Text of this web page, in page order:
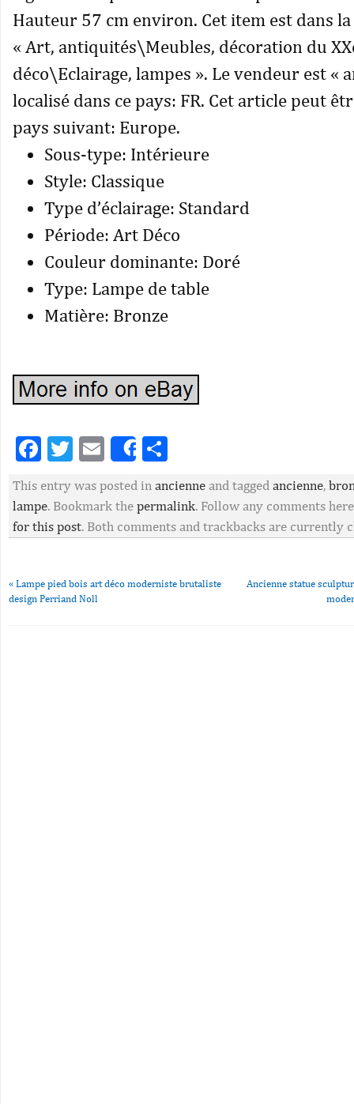
Hauteur 57 cm environ. Cet item est dans
« Art, antiquités\Meubles, décoration du
déco\Eclairage, lampes ». Le vendeur est «
localisé dans ce pays: FR. Cet article peut
pays suivant: Europe.
Sous-type: Intérieure
Style: Classique
Type d’éclairage: Standard
Période: Art Déco
Couleur dominante: Doré
Type: Lampe de table
Matière: Bronze
Facebook
Twitter
EmailShare
This entry was posted in ancienne and tagged ancienne,
lampe. Bookmark the permalink. Follow any comments
for this post. Both comments and trackbacks are currently
« Lampe pied bois art déco moderniste brutaliste
design Perriand Noll
Ancienne statue